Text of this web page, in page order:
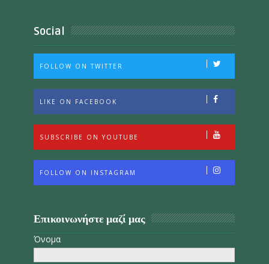
Social
FOLLOW ON TWITTER
LIKE ON FACEBOOK
SUBSCRIBE ON YOUTUBE
FOLLOW ON INSTAGRAM
Επικοινωνήστε μαζί μας
Όνομα